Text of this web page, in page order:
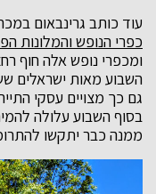
עוד כותב גרינבאום
כפרי הנופש והמלונות
ומכפרי נופש אלה חוף
השבוע מאות ישראלים
גם כך מצויים עסקי
בסוף השבוע עלולה
ממנה כבר יתקשו